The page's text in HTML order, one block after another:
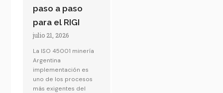
paso a paso
para el RIGI
julio 21, 2026
La ISO 45001 minería
Argentina
implementación es
uno de los procesos
más exigentes del